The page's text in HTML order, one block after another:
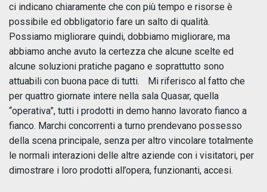
ci indicano chiaramente che con più tempo e risorse è
possibile ed obbligatorio fare un salto di qualità.
Possiamo migliorare quindi, dobbiamo migliorare, ma
abbiamo anche avuto la certezza che alcune scelte ed
alcune soluzioni pratiche pagano e soprattutto sono
attuabili con buona pace di tutti. Mi riferisco al fatto che
per quattro giornate intere nella sala Quasar, quella
“operativa”, tutti i prodotti in demo hanno lavorato fianco a
fianco. Marchi concorrenti a turno prendevano possesso
della scena principale, senza per altro vincolare totalmente
le normali interazioni delle altre aziende con i visitatori, per
dimostrare i loro prodotti all’opera, funzionanti, accesi.